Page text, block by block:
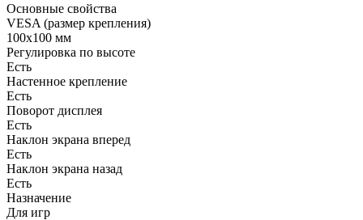
Основные свойства
VESA (размер крепления)
100x100 мм
Регулировка по высоте
Есть
Настенное крепление
Есть
Поворот дисплея
Есть
Наклон экрана вперед
Есть
Наклон экрана назад
Есть
Назначение
Для игр